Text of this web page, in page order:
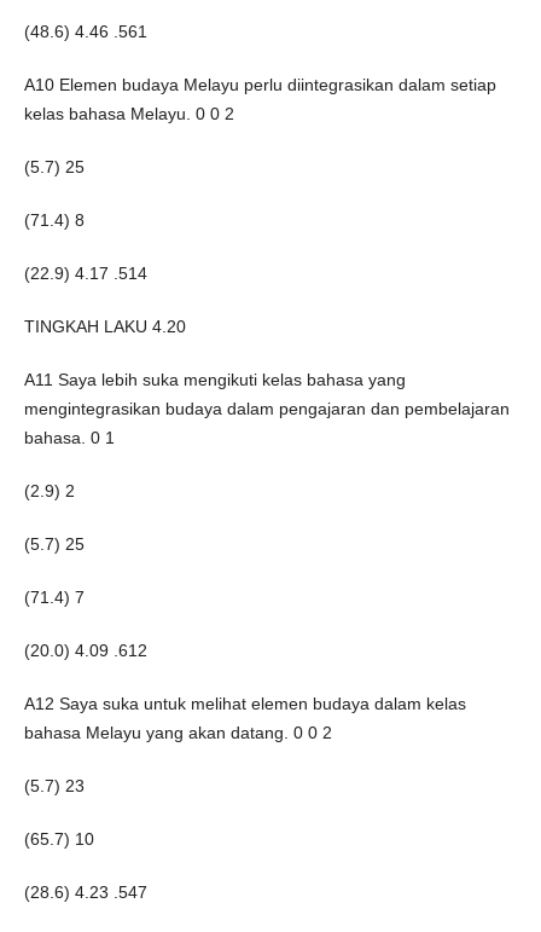
(48.6) 4.46 .561
A10 Elemen budaya Melayu perlu diintegrasikan dalam setiap
kelas bahasa Melayu. 0 0 2
(5.7) 25
(71.4) 8
(22.9) 4.17 .514
TINGKAH LAKU 4.20
A11 Saya lebih suka mengikuti kelas bahasa yang
mengintegrasikan budaya dalam pengajaran dan pembelajaran
bahasa. 0 1
(2.9) 2
(5.7) 25
(71.4) 7
(20.0) 4.09 .612
A12 Saya suka untuk melihat elemen budaya dalam kelas
bahasa Melayu yang akan datang. 0 0 2
(5.7) 23
(65.7) 10
(28.6) 4.23 .547